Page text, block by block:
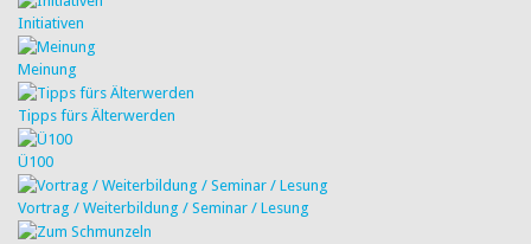
Initiativen
Meinung
Tipps fürs Älterwerden
Ü100
Vortrag / Weiterbildung / Seminar / Lesung